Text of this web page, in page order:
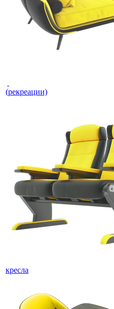
(рекреации)
кресла